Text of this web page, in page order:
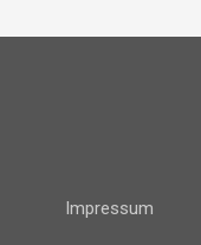
Impressum